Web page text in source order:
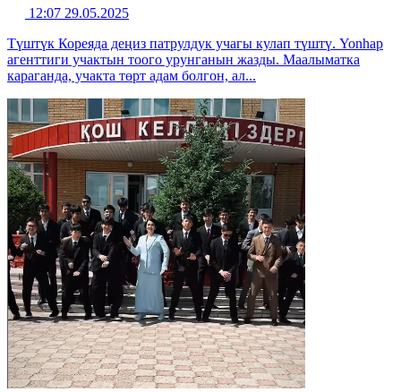
12:07 29.05.2025
Түштүк Кореяда деңиз патрулдук учагы кулап түштү. Yonhap
агенттиги учактын тоого урунганын жазды. Маалыматка
караганда, учакта төрт адам болгон, ал...